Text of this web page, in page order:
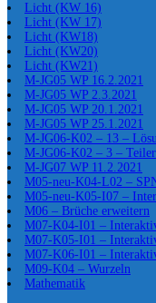
Licht (KW 16)
Licht (KW 17)
Licht (KW18)
Licht (KW20)
Licht (KW21)
M-JG05 WP 16.2.2021
M-JG05 WP 2.3.2021
M-JG05 WP 20.1.2021
M-JG05 WP 25.1.2021
M-JG06-K02 – 13 –
M-JG06-K02 – 3 –
M-JG07 WP 11.2.2021
M05-neu-K04-L02 –
M05-neu-K05-I07 –
M06 – Brüche erweitern
M07-K04-I01 –
M07-K05-I01 –
M07-K06-I01 –
M09-K04 – Wurzeln
Mathematik